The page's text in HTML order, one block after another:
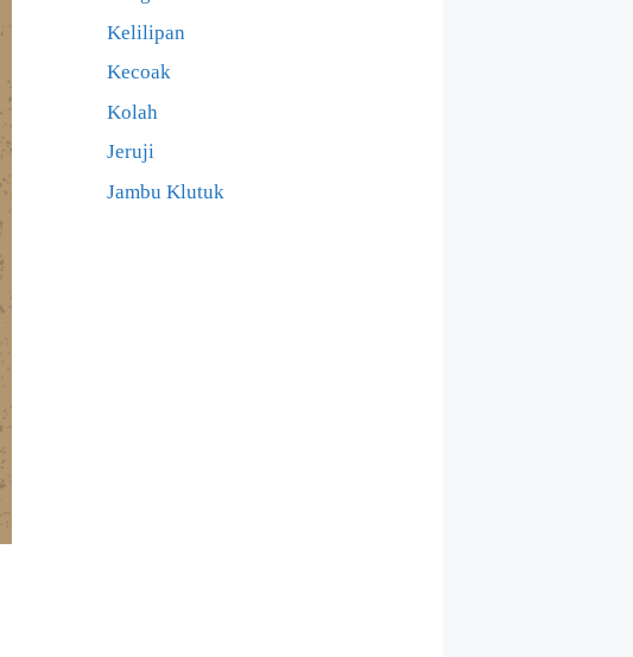
Kelilipan
Kecoak
Kolah
Jeruji
Jambu Klutuk